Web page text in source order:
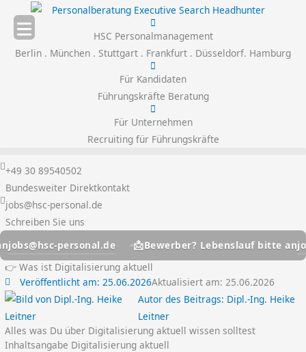
Inhalt
springen
HSC Personalmanagement
Berlin . München . Stuttgart . Frankfurt . Düsseldorf. Hamburg
Für Kandidaten
Führungskräfte Beratung
Für Unternehmen
Recruiting für Führungskräfte
+49 30 89540502
Bundesweiter Direktkontakt
jobs@hsc-personal.de
Schreiben Sie uns
personal.de
📩Bewerber? Lebenslauf bitte anjobs@hsc-
👉 Was ist Digitalisierung aktuell
Veröffentlicht am:25.06.2026Aktualisiert am: 25.06.2026
Autor des Beitrags: Dipl.-Ing. Heike
Leitner
Alles was Du über Digitalisierung aktuell wissen solltest
Inhaltsangabe Digitalisierung aktuell